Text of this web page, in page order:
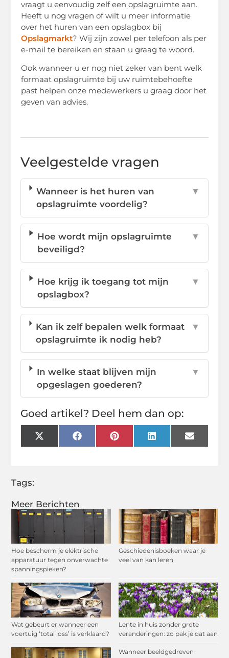
Meer Berichten
Hoe bescherm je elektrische
apparatuur tegen onverwachte
spanningspieken?
Geschiedenisboeken waar je
veel van kan leren
Wat gebeurt er wanneer een
voertuig ‘total loss’ is verklaard?
Lente in huis zonder grote
veranderingen: zo pak je dat aan
Wanneer beeldgedreven
vraagt u eenvoudig zelf een opslagruimte aan.
Heeft u nog vragen of wilt u meer informatie
over het huren van een opslagbox bij
Opslagmarkt? Wij zijn zowel per telefoon als per
e-mail te bereiken en staan u graag te woord.
Ook wanneer u er nog niet zeker van bent welk
formaat opslagruimte bij uw ruimtebehoefte
past helpen onze medewerkers u graag door het
geven van advies.
Veelgestelde vragen
Wanneer is het huren van
opslagruimte voordelig?
▼
Hoe wordt mijn opslagruimte
beveiligd?
▼
Hoe krijg ik toegang tot mijn
opslagbox?
▼
Kan ik zelf bepalen welk formaat
opslagruimte ik nodig heb?
▼
In welke staat blijven mijn
opgeslagen goederen?
▼
Goed artikel? Deel hem dan op:
X
(Twitter)
FacebookPinterestLinkedInEmail
Tags: